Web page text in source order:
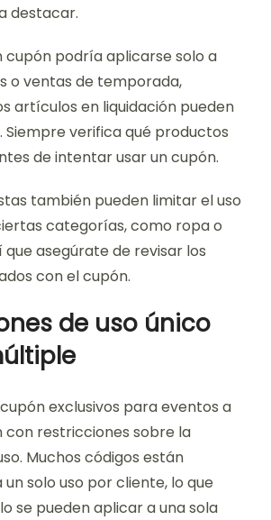
destacar.
cupón podría aplicarse solo a
o ventas de temporada,
artículos en liquidación pueden
Siempre verifica qué productos
de intentar usar un cupón.
también pueden limitar el uso
categorías, como ropa o
asegúrate de revisar los
con el cupón.
de uso único
exclusivos para eventos a
con restricciones sobre la
Muchos códigos están
solo uso por cliente, lo que
se pueden aplicar a una sola